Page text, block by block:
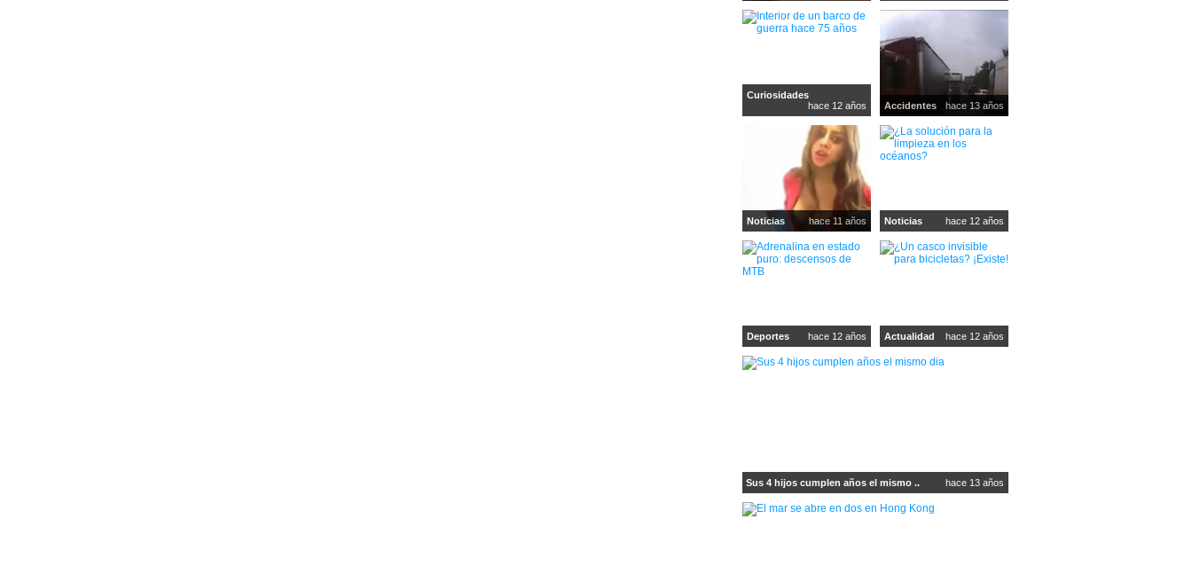
Curiosidades
hace 12 años
Accidentes hace 13 años
Noticias hace 11 años Noticias hace 12 años
Deportes hace 12 años Actualidad hace 12 años
Sus 4 hijos cumplen años el mismo .. hace 13 años